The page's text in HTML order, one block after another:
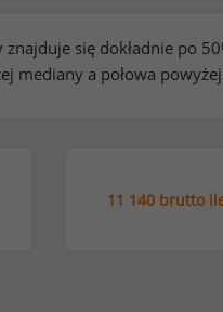
się dokładnie po
mediany a połowa
11 140 brutto